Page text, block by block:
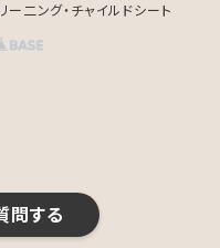
問する
二ング・チャイルドシート